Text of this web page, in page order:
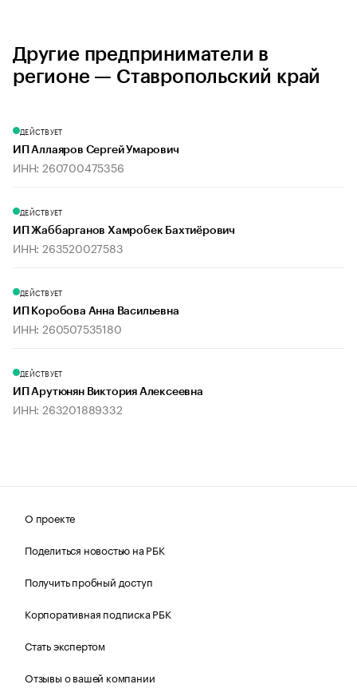
Другие предприниматели в
регионе — Ставропольский край
ДЕЙСТВУЕТ
ИП Аллаяров Сергей Умарович
ИНН: 260700475356
ДЕЙСТВУЕТ
ИП Жаббарганов Хамробек Бахтиёрович
ИНН: 263520027583
ДЕЙСТВУЕТ
ИП Коробова Анна Васильевна
ИНН: 260507535180
ДЕЙСТВУЕТ
ИП Арутюнян Виктория Алексеевна
ИНН: 263201889332
О проекте
Поделиться новостью на РБК
Получить пробный доступ
Корпоративная подписка РБК
Стать экспертом
Отзывы о вашей компании